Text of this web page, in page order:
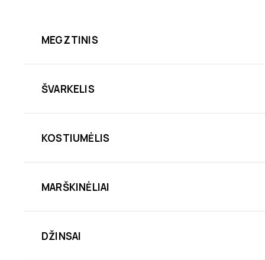
MEGZTINIS
ŠVARKELIS
KOSTIUMĖLIS
MARŠKINĖLIAI
DŽINSAI